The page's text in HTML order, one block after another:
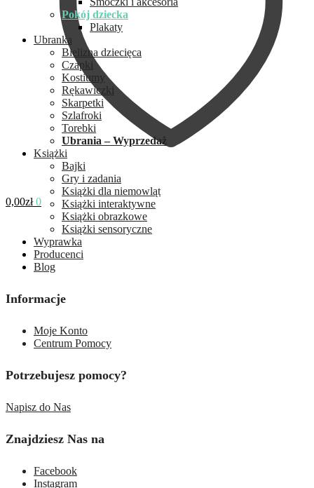
0,00zł 0
Pokój dziecka
Plakaty
Ubranka
Bielizna dziecięca
Czapki
Kostiumy
Rękawiczki
Skarpetki
Szlafroki
Torebki
Ubrania – Wyprzedaż
Książki
Bajki
Gry i zadania
Książki dla niemowląt
Książki interaktywne
Książki obrazkowe
Książki sensoryczne
Wyprawka
Producenci
Blog
Informacje
Moje Konto
Centrum Pomocy
Potrzebujesz pomocy?
Napisz do Nas
Znajdziesz Nas na
Facebook
Instagram